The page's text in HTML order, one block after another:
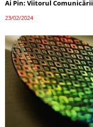
Ai Pin: Viitorul Comunicării
23/02/2024